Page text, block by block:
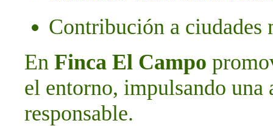
Contribución a ciudades
En Finca El Campo
el entorno, impulsando
responsable.